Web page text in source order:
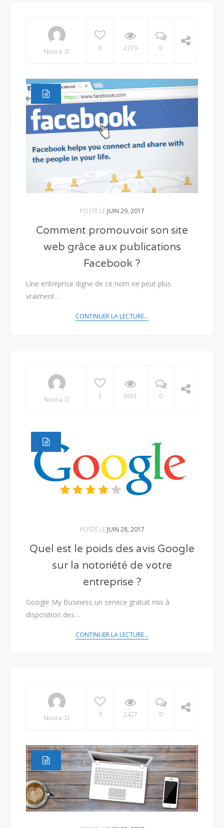
Noura .D 8 2239 0
POSTÉ LE JUIN 29, 2017
Comment promouvoir son site
web grâce aux publications
Facebook ?
Une entreprise digne de ce nom ne peut plus
vraiment…
CONTINUER LA LECTURE...
Noura .D 5 3601 0
POSTÉ LE JUIN 28, 2017
Quel est le poids des avis Google
sur la notoriété de votre
entreprise ?
Google My Business un service gratuit mis à
disposition des…
CONTINUER LA LECTURE...
Noura .D 3 2427 0